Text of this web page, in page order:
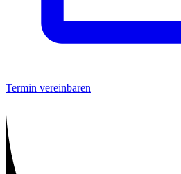
Termin vereinbaren